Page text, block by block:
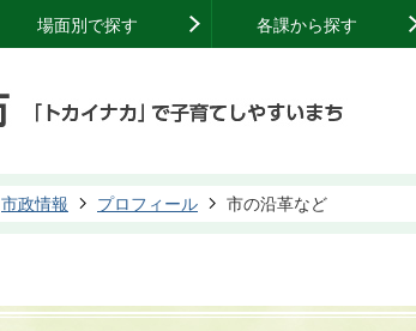
場面別で探す 各課から探す
市政情報 プロフィール 市の沿革など